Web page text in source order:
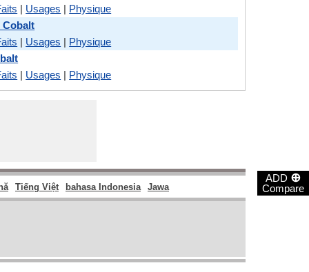
ADD ⊕
Compare
| Usages | Physique
Cobalt
| Usages | Physique
| Usages | Physique
Tiếng Việt bahasa Indonesia Jawa